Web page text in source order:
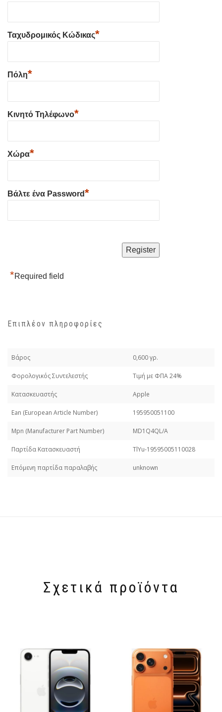
Ταχυδρομικός Κώδικας*
Πόλη*
Κινητό Τηλέφωνο*
Χώρα*
Βάλτε ένα Password*
*Required field
Επιπλέον πληροφορίες
Βάρος 0,600 γρ.
Φορολογικός Συντελεστής Τιμή με ΦΠΑ 24%
Κατασκευαστής Apple
Εan (European Article Number) 195950051100
Mpn (Manufacturer Part Number) MD1Q4QL/A
Παρτίδα Κατασκευαστή TlYu-19595005110028
Επόμενη παρτίδα παραλαβής unknown
Σχετικά προϊόντα